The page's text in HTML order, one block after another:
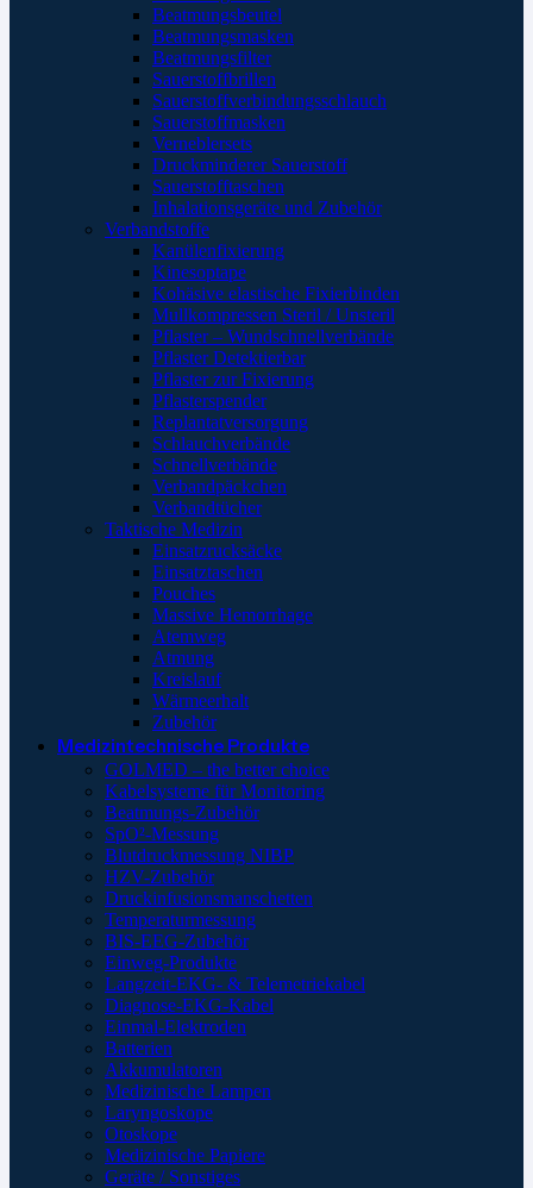
Beatmungsbeutel
Beatmungsmasken
Beatmungsfilter
Sauerstoffbrillen
Sauerstoffverbindungsschlauch
Sauerstoffmasken
Verneblersets
Druckminderer Sauerstoff
Sauerstofftaschen
Inhalationsgeräte und Zubehör
Verbandstoffe
Kanülenfixierung
Kinesoptape
Kohäsive elastische Fixierbinden
Mullkompressen Steril / Unsteril
Pflaster – Wundschnellverbände
Pflaster Detektierbar
Pflaster zur Fixierung
Pflasterspender
Replantatversorgung
Schlauchverbände
Schnellverbände
Verbandpäckchen
Verbandtücher
Taktische Medizin
Einsatzrucksäcke
Einsatztaschen
Pouches
Massive Hemorrhage
Atemweg
Atmung
Kreislauf
Wärmeerhalt
Zubehör
Medizintechnische Produkte
GOLMED – the better choice
Kabelsysteme für Monitoring
Beatmungs-Zubehör
SpO²-Messung
Blutdruckmessung NIBP
HZV-Zubehör
Druckinfusionsmanschetten
Temperaturmessung
BIS-EEG-Zubehör
Einweg-Produkte
Langzeit-EKG- & Telemetriekabel
Diagnose-EKG-Kabel
Einmal-Elektroden
Batterien
Akkumulatoren
Medizinische Lampen
Laryngoskope
Otoskope
Medizinische Papiere
Geräte / Sonstiges